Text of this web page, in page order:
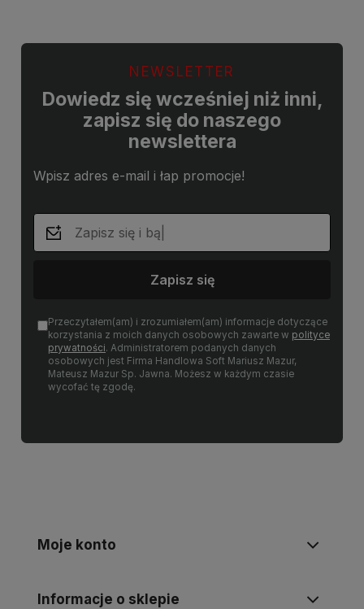
NEWSLETTER
Dowiedz się wcześniej niż inni,
zapisz się do naszego
newslettera
Wpisz adres e-mail i łap promocje!
Zapisz się
Przeczytałem(am) i zrozumiałem(am) informacje dotyczące
korzystania z moich danych osobowych zawarte w polityce
prywatności. Administratorem podanych danych
osobowych jest Firma Handlowa Soft Mariusz Mazur,
Mateusz Mazur Sp. Jawna. Możesz w każdym czasie
wycofać tę zgodę.
Moje konto
Informacje o sklepie